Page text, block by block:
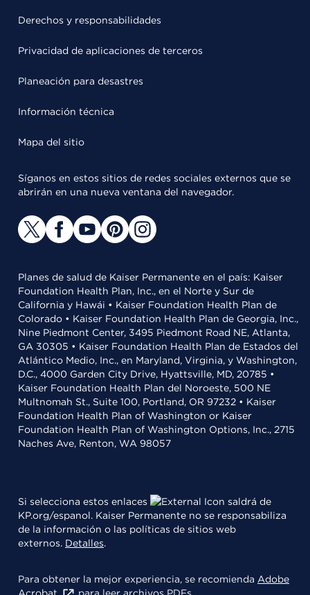
Derechos y responsabilidades
Privacidad de aplicaciones de terceros
Planeación para desastres
Información técnica
Mapa del sitio
Síganos en estos sitios de redes sociales externos que se
abrirán en una nueva ventana del navegador.
Planes de salud de Kaiser Permanente en el país: Kaiser
Foundation Health Plan, Inc., en el Norte y Sur de
California y Hawái • Kaiser Foundation Health Plan de
Colorado • Kaiser Foundation Health Plan de Georgia, Inc.,
Nine Piedmont Center, 3495 Piedmont Road NE, Atlanta,
GA 30305 • Kaiser Foundation Health Plan de Estados del
Atlántico Medio, Inc., en Maryland, Virginia, y Washington,
D.C., 4000 Garden City Drive, Hyattsville, MD, 20785 •
Kaiser Foundation Health Plan del Noroeste, 500 NE
Multnomah St., Suite 100, Portland, OR 97232 • Kaiser
Foundation Health Plan of Washington or Kaiser
Foundation Health Plan of Washington Options, Inc., 2715
Naches Ave, Renton, WA 98057
Si selecciona estos enlaces
saldrá de
KP.org/espanol. Kaiser Permanente no se responsabiliza
de la información o las políticas de sitios web
externos. Detalles.
Para obtener la mejor experiencia, se recomienda Adobe